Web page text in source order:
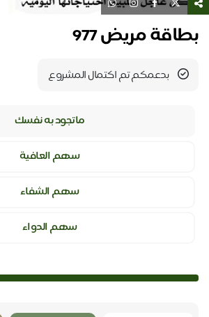
بطاقة مريض 977
بدعمكم تم اكتمال المشروع
ماتجود به نفسك
سهم العافية
سهم الشفاء
سهم الدواء